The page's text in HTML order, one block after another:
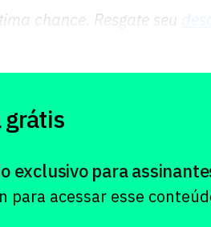
chance. Resgate seu
grátis
exclusivo para
para acessar esse